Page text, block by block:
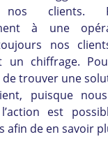
clients.
à une
nos
un chiffrage.
trouver une
puisque
est
afin de en savoir